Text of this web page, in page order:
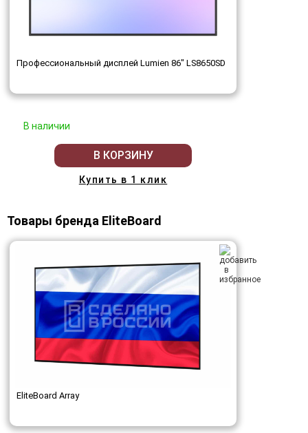
Профессиональный дисплей Lumien 86" LS8650SD
В наличии
В КОРЗИНУ
Купить в 1 клик
Товары бренда EliteBoard
EliteBoard Array